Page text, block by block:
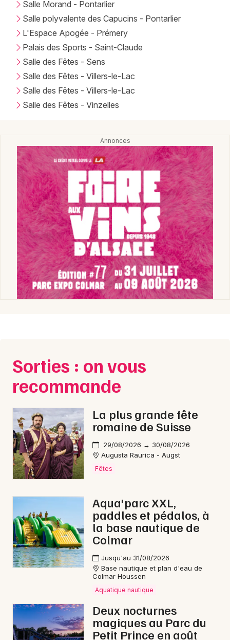
Salle Morand - Pontarlier
Salle polyvalente des Capucins - Pontarlier
L'Espace Apogée - Prémery
Palais des Sports - Saint-Claude
Salle des Fêtes - Sens
Salle des Fêtes - Villers-le-Lac
Salle des Fêtes - Villers-le-Lac
Salle des Fêtes - Vinzelles
Sorties : on vous
recommande
La plus grande fête
romaine de Suisse
29/08/2026 → 30/08/2026
Augusta Raurica - Augst
Fêtes
Aqua'parc XXL,
paddles et pédalos, à
la base nautique de
Colmar
Jusqu'au 31/08/2026
Base nautique et plan d'eau de
Colmar Houssen
Aquatique nautique
Deux nocturnes
magiques au Parc du
Petit Prince en août